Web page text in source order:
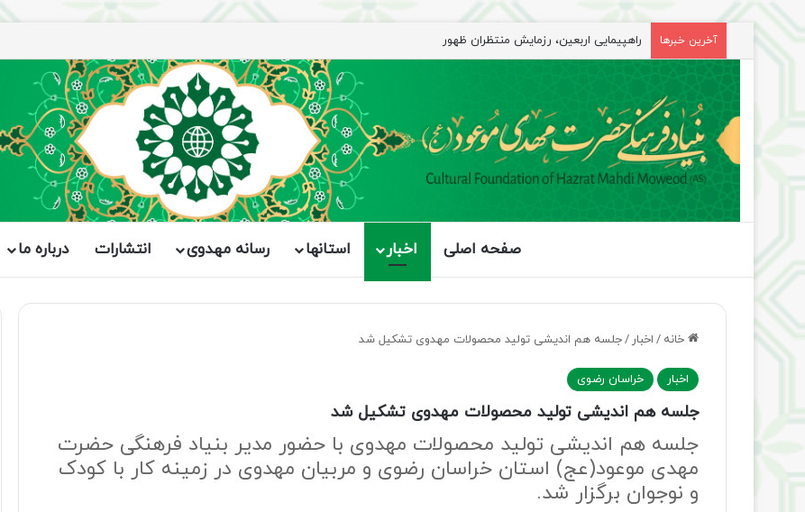
آخرین خبرها
راهپیمایی اربعین، رزمایش منتظران ظهور
صفحه اصلی اخبار استانها رسانه مهدوی انتشارات درباره ما
خانه / اخبار /جلسه هم اندیشی تولید محصولات مهدوی تشکیل شد
اخبار خراسان رضوی
جلسه هم اندیشی تولید محصولات مهدوی تشکیل شد
جلسه هم اندیشی تولید محصولات مهدوی با حضور مدیر بنیاد فرهنگی حضرت
مهدی موعود(عج) استان خراسان رضوی و مربیان مهدوی در زمینه کار با کودک
و نوجوان برگزار شد.